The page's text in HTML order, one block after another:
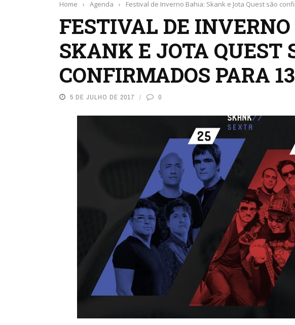
Home › Agenda › Festival de Inverno Bahia: Skank e Jota Quest são
FESTIVAL DE
SKANK E JOTA QUEST
CONFIRMADOS PARA
5 DE JULHO DE 2017 0